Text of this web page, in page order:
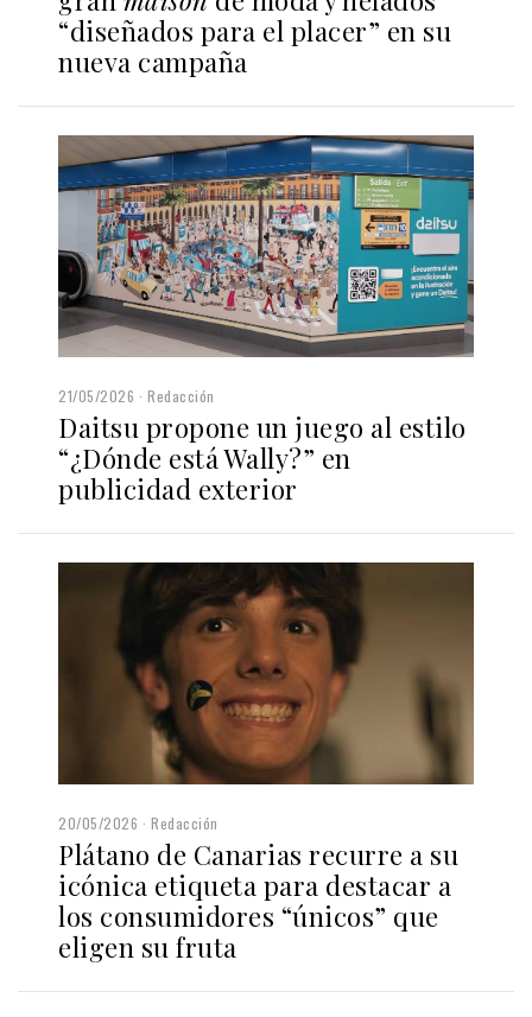
“diseñados para el placer” en su
nueva campaña
21/05/2026 Redacción
Daitsu propone un juego al estilo
“¿Dónde está Wally?” en
publicidad exterior
20/05/2026 Redacción
Plátano de Canarias recurre a su
icónica etiqueta para destacar a
los consumidores “únicos” que
eligen su fruta